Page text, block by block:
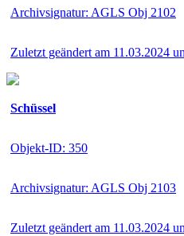
Archivsignatur: AGLS Obj 2102
Zuletzt geändert am 11.03.2024
Schüssel
Objekt-ID: 350
Archivsignatur: AGLS Obj 2103
Zuletzt geändert am 11.03.2024